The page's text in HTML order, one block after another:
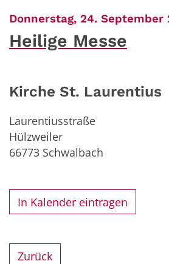
Donnerstag, 24. September
Heilige Messe
Kirche St. Laurentius
Laurentiusstraße
Hülzweiler
66773 Schwalbach
In Kalender eintragen
Zurück